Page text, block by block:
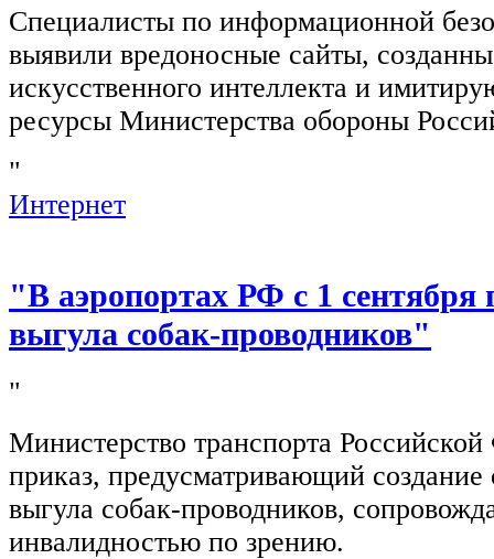
Специалисты по информационной
выявили вредоносные сайты,
искусственного интеллекта и
ресурсы Министерства обороны
"
Интернет
"В аэропортах РФ с 1 сентября
выгула собак-проводников"
"
Министерство транспорта
приказ, предусматривающий создание
выгула собак-проводников,
инвалидностью по зрению.